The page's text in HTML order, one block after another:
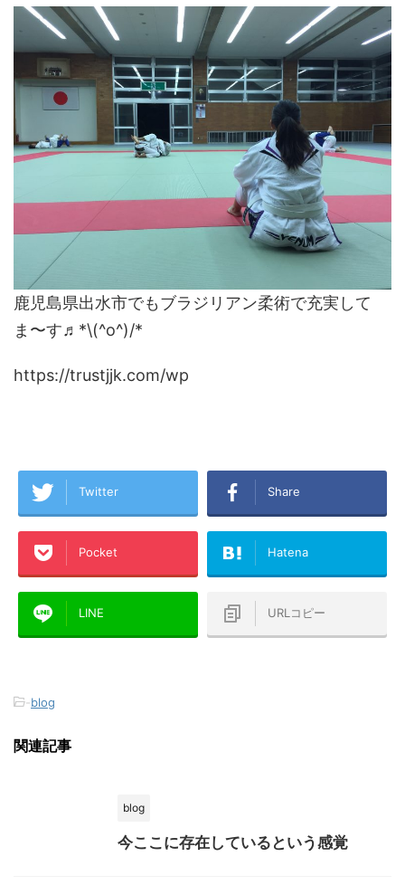
鹿児島県出水市でもブラジリアン柔術で充実して
ま〜す♬*\(^o^)/*
https://trustjjk.com/wp
Twitter Share
Pocket Hatena
LINE URLコピー
-blog
関連記事
blog
今ここに存在しているという感覚